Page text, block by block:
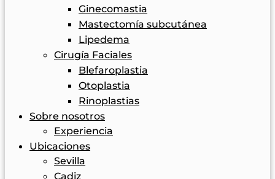
Ginecomastia
Mastectomía subcutánea
Lipedema
Cirugía Faciales
Blefaroplastia
Otoplastia
Rinoplastias
Sobre nosotros
Experiencia
Ubicaciones
Sevilla
Cadiz